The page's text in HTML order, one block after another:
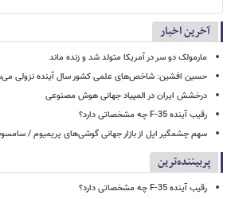
آخرین اخبار
مارمولک دو سر در آمریکا متولد شد و زنده ماند
حسین افشین: شاخص‌های علمی کشور سال آینده نزولی
درخشش ایران در المپیاد جهانی هوش مصنوعی
رقیب آینده F-35 چه مشخصاتی دارد؟
سهم چشمگیر اپل از بازار جهانی گوشی‌های پریمیوم /
پربیننده‌ترین
رقیب آینده F-35 چه مشخصاتی دارد؟